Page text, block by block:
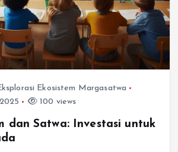
Ekosistem Margasatwa
100 views
dan Satwa: Investasi untuk